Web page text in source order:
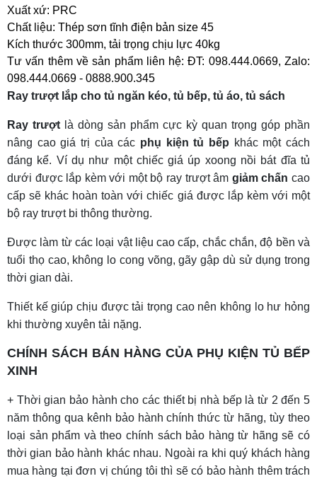
Xuất xứ: PRC
Chất liệu: Thép sơn tĩnh điện bản size 45
Kích thước 300mm, tải trọng chịu lực 40kg
Tư vấn thêm về sản phẩm liên hệ: ĐT: 098.444.0669, Zalo:
098.444.0669 - 0888.900.345
Ray trượt lắp cho tủ ngăn kéo, tủ bếp, tủ áo, tủ sách
Ray trượt là dòng sản phẩm cực kỳ quan trọng góp phần
nâng cao giá trị của các phụ kiện tủ bếp khác một cách
đáng kể. Ví dụ như một chiếc giá úp xoong nồi bát đĩa tủ
dưới được lắp kèm với một bộ ray trượt âm giảm chấn cao
cấp sẽ khác hoàn toàn với chiếc giá được lắp kèm với một
bộ ray trượt bi thông thường.
Được làm từ các loại vật liệu cao cấp, chắc chắn, độ bền và
tuổi thọ cao, không lo cong võng, gãy gập dù sử dụng trong
thời gian dài.
Thiết kế giúp chịu được tải trọng cao nên không lo hư hỏng
khi thường xuyên tải nặng.
CHÍNH SÁCH BÁN HÀNG CỦA PHỤ KIỆN TỦ BẾP
XINH
+ Thời gian bảo hành cho các thiết bị nhà bếp là từ 2 đến 5
năm thông qua kênh bảo hành chính thức từ hãng, tùy theo
loại sản phẩm và theo chính sách bảo hàng từ hãng sẽ có
thời gian bảo hành khác nhau. Ngoài ra khi quý khách hàng
mua hàng tại đơn vị chúng tôi thì sẽ có bảo hành thêm trách